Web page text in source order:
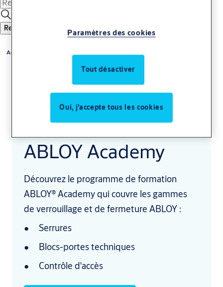
Rechercher
Accueil
ABLOY Academy
Découvrez le programme de formation
ABLOY® Academy qui couvre les gammes
de verrouillage et de fermeture ABLOY :
Serrures
Blocs-portes techniques
Contrôle d'accès
Paramètres des cookies
Tout désactiver
Oui, j’accepte tous les cookies